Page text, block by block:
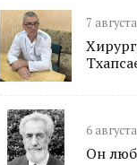
7
6
Он